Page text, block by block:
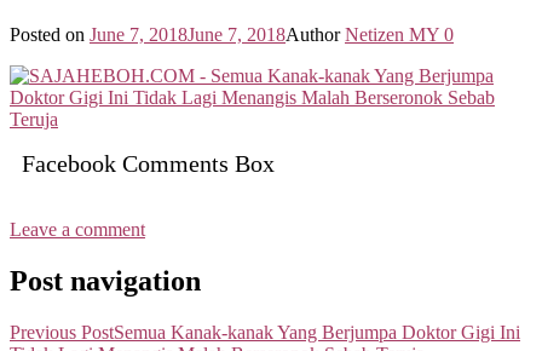
Posted on June 7, 2018June 7, 2018Author Netizen MY 0
Facebook Comments Box
Leave a comment
Post navigation
Previous PostSemua Kanak-kanak Yang Berjumpa Doktor Gigi Ini